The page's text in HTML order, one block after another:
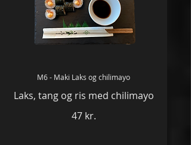
M6 - Maki Laks og chilimayo
Laks, tang og ris med chilimayo
47 kr.